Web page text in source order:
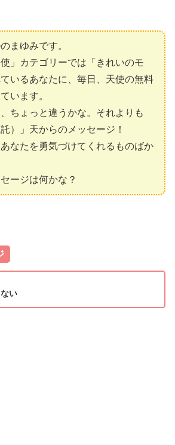
まゆみです。
」カテゴリーでは「きれいのモ
いるあなたに、毎日、天使の無料
います。
ちょっと違うかな。それよりも
）」天からのメッセージ！
なたを勇気づけてくれるものばか
ージは何かな？
い